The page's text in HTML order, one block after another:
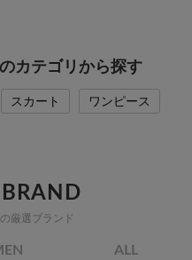
カテゴリから探す
スカート
ワンピース
厳選ブランド
ALL